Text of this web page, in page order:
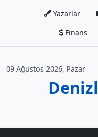
Yazarlar
Finans
09 Ağustos 2026, Pazar